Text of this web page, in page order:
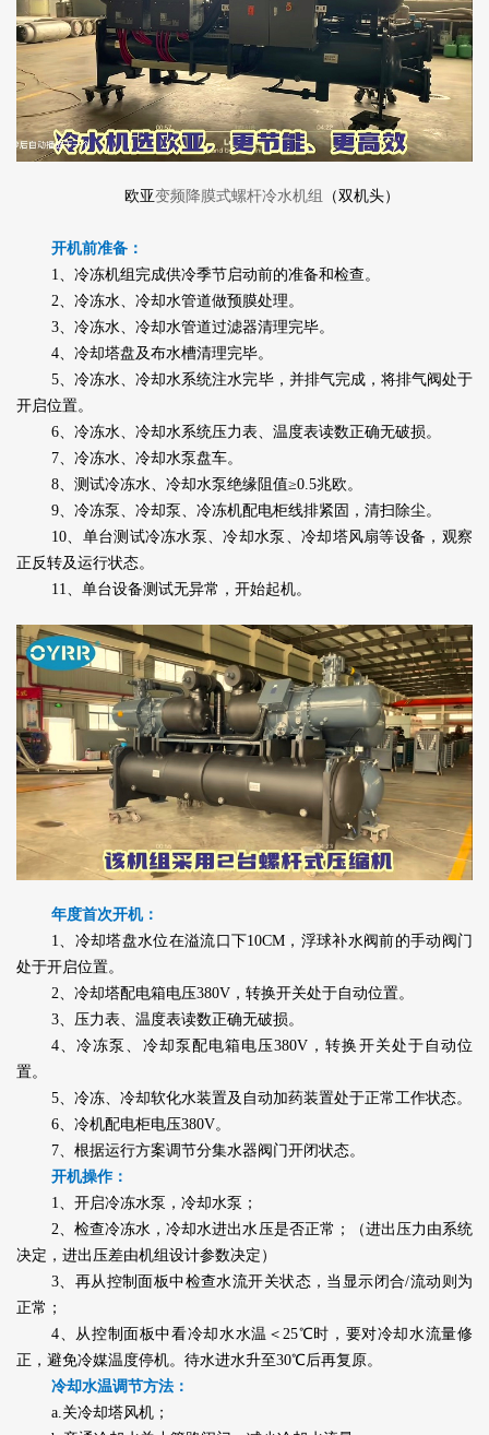
欧亚变频降膜式螺杆冷水机组 （双机头）
开机前准备：
1、冷冻机组完成供冷季节启动前的准备和检查。
2、冷冻水、冷却水管道做预膜处理。
3、冷冻水、冷却水管道过滤器清理完毕。
4、冷却塔盘及布水槽清理完毕。
5、冷冻水、冷却水系统注水完毕，并排气完成，将排气阀处于
开启位置。
6、冷冻水、冷却水系统压力表、温度表读数正确无破损。
7、冷冻水、冷却水泵盘车。
8、测试冷冻水、冷却水泵绝缘阻值≥0.5兆欧。
9、冷冻泵、冷却泵、冷冻机配电柜线排紧固，清扫除尘。
10、单台测试冷冻水泵、冷却水泵、冷却塔风扇等设备，观察
正反转及运行状态。
11、单台设备测试无异常，开始起机。
年度首次开机：
1、冷却塔盘水位在溢流口下10CM，浮球补水阀前的手动阀门
处于开启位置。
2、冷却塔配电箱电压380V，转换开关处于自动位置。
3、压力表、温度表读数正确无破损。
4、冷冻泵、冷却泵配电箱电压380V，转换开关处于自动位
置。
5、冷冻、冷却软化水装置及自动加药装置处于正常工作状态。
6、冷机配电柜电压380V。
7、根据运行方案调节分集水器阀门开闭状态。
开机操作：
1、开启冷冻水泵，冷却水泵；
2、检查冷冻水，冷却水进出水压是否正常；（进出压力由系统
决定，进出压差由机组设计参数决定）
3、再从控制面板中检查水流开关状态，当显示闭合/流动则为
正常；
4、从控制面板中看冷却水水温＜25℃时，要对冷却水流量修
正，避免冷媒温度停机。待水进水升至30℃后再复原。
冷却水温调节方法：
a.关冷却塔风机；